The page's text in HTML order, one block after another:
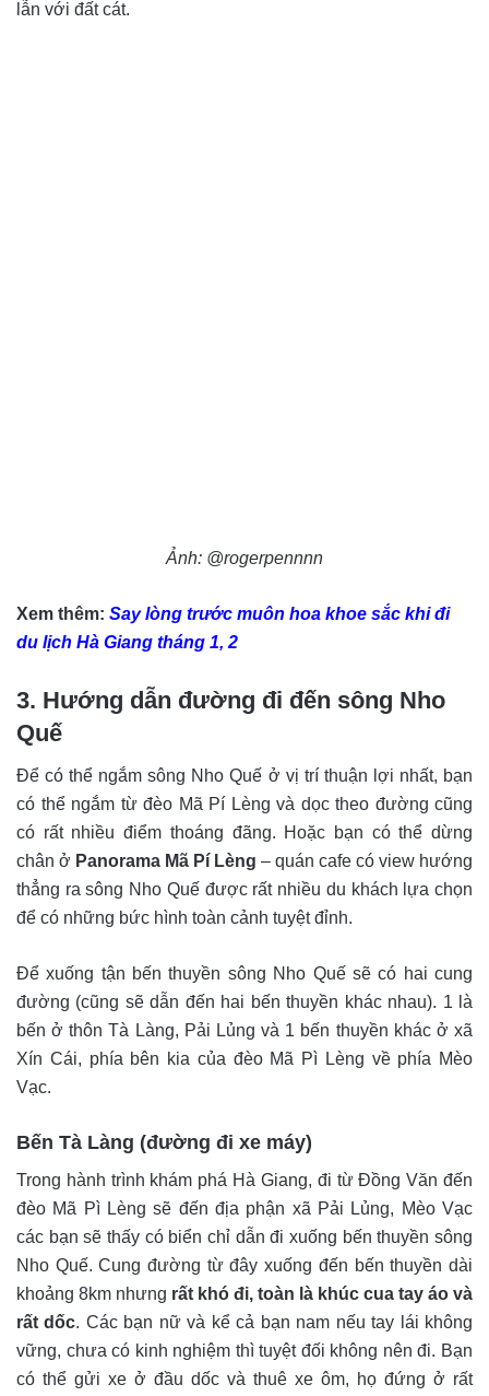
lẫn với đất cát.
Ảnh: @rogerpennnn
Xem thêm: Say lòng trước muôn hoa khoe sắc khi đi
du lịch Hà Giang tháng 1, 2
3. Hướng dẫn đường đi đến sông Nho
Quế
Để có thể ngắm sông Nho Quế ở vị trí thuận lợi nhất, bạn
có thể ngắm từ đèo Mã Pí Lèng và dọc theo đường cũng
có rất nhiều điểm thoáng đãng. Hoặc bạn có thể dừng
chân ở Panorama Mã Pí Lèng – quán cafe có view hướng
thẳng ra sông Nho Quế được rất nhiều du khách lựa chọn
để có những bức hình toàn cảnh tuyệt đỉnh.
Để xuống tận bến thuyền sông Nho Quế sẽ có hai cung
đường (cũng sẽ dẫn đến hai bến thuyền khác nhau). 1 là
bến ở thôn Tà Làng, Pải Lủng và 1 bến thuyền khác ở xã
Xín Cái, phía bên kia của đèo Mã Pì Lèng về phía Mèo
Vạc.
Bến Tà Làng (đường đi xe máy)
Trong hành trình khám phá Hà Giang, đi từ Đồng Văn đến
đèo Mã Pì Lèng sẽ đến địa phận xã Pải Lủng, Mèo Vạc
các bạn sẽ thấy có biển chỉ dẫn đi xuống bến thuyền sông
Nho Quế. Cung đường từ đây xuống đến bến thuyền dài
khoảng 8km nhưng rất khó đi, toàn là khúc cua tay áo và
rất dốc. Các bạn nữ và kể cả bạn nam nếu tay lái không
vững, chưa có kinh nghiệm thì tuyệt đối không nên đi. Bạn
có thể gửi xe ở đầu dốc và thuê xe ôm, họ đứng ở rất